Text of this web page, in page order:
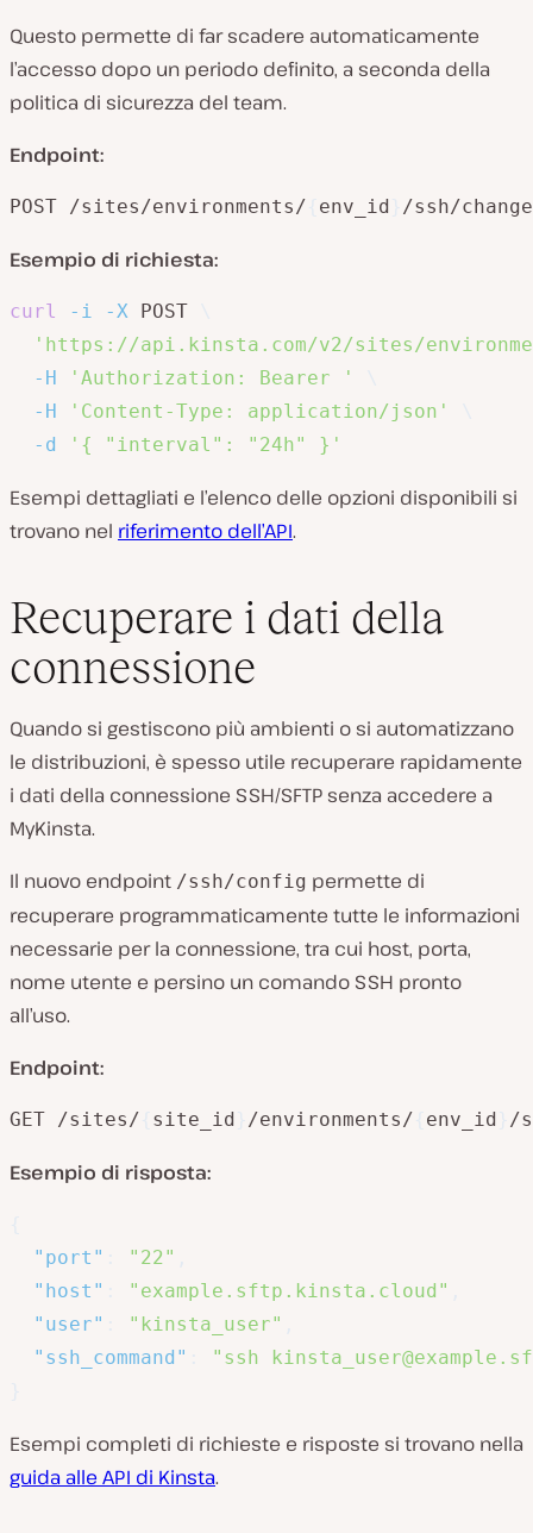
Questo permette di far scadere automaticamente
l’accesso dopo un periodo definito, a seconda della
politica di sicurezza del team.
Endpoint:
POST /sites/environments/ env_id /ssh/
Esempio di richiesta:
curl -i -X POST
'https://api.kinsta.com/v2/sites/
-H
'Authorization: Bearer '
-H
'Content-Type: application/json'
-d
'{ "interval": "24h" }'
Esempi dettagliati e l’elenco delle opzioni disponibili si
trovano nel riferimento dell’API.
Recuperare i dati della
connessione
Quando si gestiscono più ambienti o si automatizzano
le distribuzioni, è spesso utile recuperare rapidamente
i dati della connessione SSH/SFTP senza accedere a
MyKinsta.
Il nuovo endpoint /ssh/config permette di
recuperare programmaticamente tutte le informazioni
necessarie per la connessione, tra cui host, porta,
nome utente e persino un comando SSH pronto
all’uso.
Endpoint:
GET /sites/ site_id /environments/ env_id /
Esempio di risposta:
"port"
"22"
"host"
"example.sftp.kinsta.cloud"
"user"
"kinsta_user"
"ssh_command"
"ssh
Esempi completi di richieste e risposte si trovano nella
guida alle API di Kinsta.